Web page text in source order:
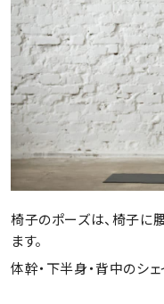
椅子のポーズは、椅子に
ます。
体幹・下半身・背中のシ